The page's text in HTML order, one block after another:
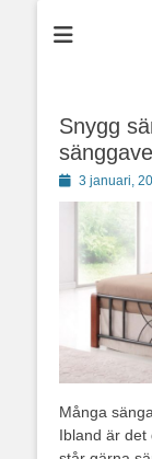
Snygg
sänggavel
Publicerad
den
3 januari,
Många
Ibland är det